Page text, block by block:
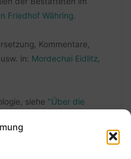
Friedhof Währing
Kommentare,
in: Mordechai Eidlitz,
siehe "Über die